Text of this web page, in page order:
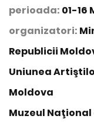
perioada: 01-16
organizatori:
Republicii
Uniunea
Moldova
Muzeul